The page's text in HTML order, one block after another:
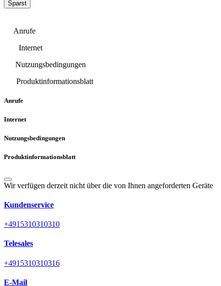
Sparst
Anrufe
Internet
Nutzungsbedingungen
Produktinformationsblatt
Anrufe
Internet
Nutzungsbedingungen
Produktinformationsblatt
Wir verfügen derzeit nicht über die von Ihnen angeforderten Geräte
Kundenservice
+4915310310310
Telesales
+4915310310316
E-Mail